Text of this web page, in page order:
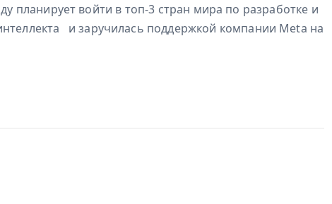
планирует войти в топ-3 стран мира по разработке и
и заручилась поддержкой компании Meta на